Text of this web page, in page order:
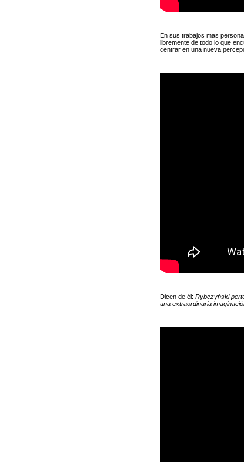
En sus trabajos mas
libremente de todo lo que
centrar en una nueva
Dicen de él: Rybczyński
una extraordinaria